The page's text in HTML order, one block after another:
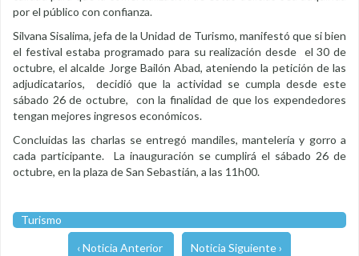
por el público con confianza.
Silvana Sisalima, jefa de la Unidad de Turismo, manifestó que si bien
el festival estaba programado para su realización desde el 30 de
octubre, el alcalde Jorge Bailón Abad, ateniendo la petición de las
adjudicatarios, decidió que la actividad se cumpla desde este
sábado 26 de octubre, con la finalidad de que los expendedores
tengan mejores ingresos económicos.
Concluidas las charlas se entregó mandiles, mantelería y gorro a
cada participante. La inauguración se cumplirá el sábado 26 de
octubre, en la plaza de San Sebastián, a las 11h00.
Turismo
‹ Noticia Anterior Noticia Siguiente ›